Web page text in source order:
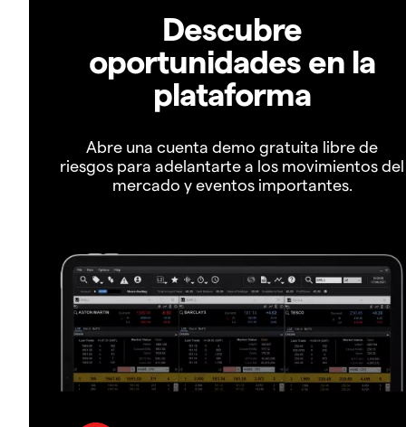
Descubre
oportunidades en la
plataforma
Abre una cuenta demo gratuita libre de
riesgos para adelantarte a los movimientos del
mercado y eventos importantes.